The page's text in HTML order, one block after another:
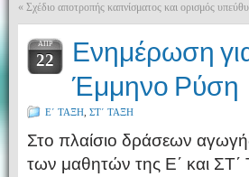
« Σχέδιο αποτροπής καπνίσματος και ορισμός
ΑΠΡ
22
Ενημέρωση
Έμμηνο Ρύση
Ε΄ ΤΑΞΗ ΣΤ΄ ΤΑΞΗ
Στο πλαίσιο δράσεων
των μαθητών της Ε΄ και ΣΤ΄